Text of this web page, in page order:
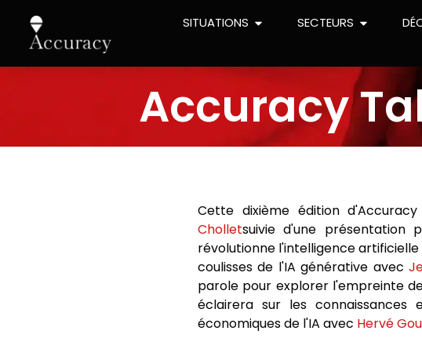
SITUATIONS SECTEURS
Accuracy
Cette dixième édition
Cholletsuivie d'une présentation
révolutionne l'intelligence
coulisses de l'IA générative avec
parole pour explorer l'empreinte
éclairera sur les connaissances
économiques de l'IA avec Hervé